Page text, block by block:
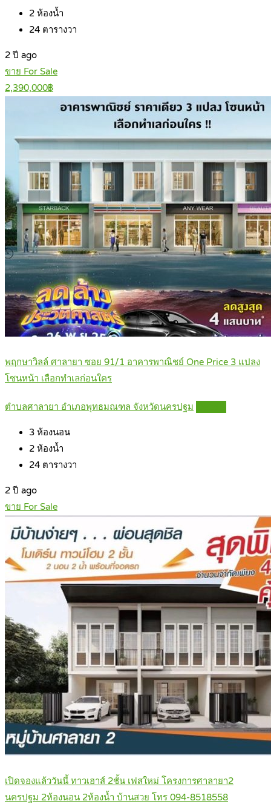
2 ห้องน้ำ
24 ตารางวา
2 ปี ago
ขาย For Sale
2,390,000฿
พฤกษาวิลล์ ศาลายา ซอย 91/1 อาคารพาณิชย์ One Price 3 แปลง
โซนหน้า เลือกทำเลก่อนใคร
ตำบลศาลายา อำเภอพุทธมณฑล จังหวัดนครปฐม
3 ห้องนอน
2 ห้องน้ำ
24 ตารางวา
2 ปี ago
ขาย For Sale
เปิดจองแล้ววันนี้ ทาวเฮาส์ 2ชั้น เฟสใหม่ โครงการศาลายา2
นครปฐม 2ห้องนอน 2ห้องน้ำ บ้านสวย โทร 094-8518558